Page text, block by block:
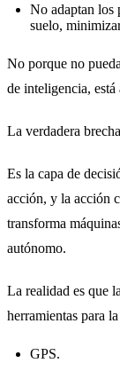
No adaptan los
suelo,
No porque no
de inteligencia, está
La verdadera
Es la capa de
acción, y la acción
transforma
autónomo.
La realidad es que
herramientas para
GPS.